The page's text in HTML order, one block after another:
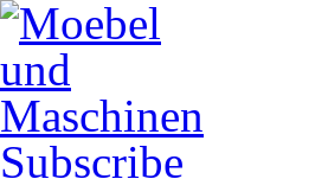
Subscribe